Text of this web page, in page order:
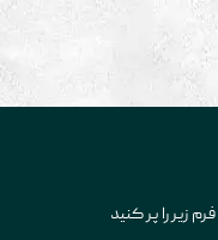
فرم زیر را پر کنید